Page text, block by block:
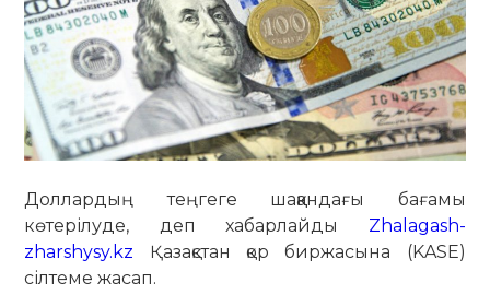
Доллардың теңгеге шаққандағы бағамы
көтерілуде, деп хабарлайды Zhalagash-
zharshysy.kz
Қазақстан қор биржасына (KASE)
сілтеме жасап.